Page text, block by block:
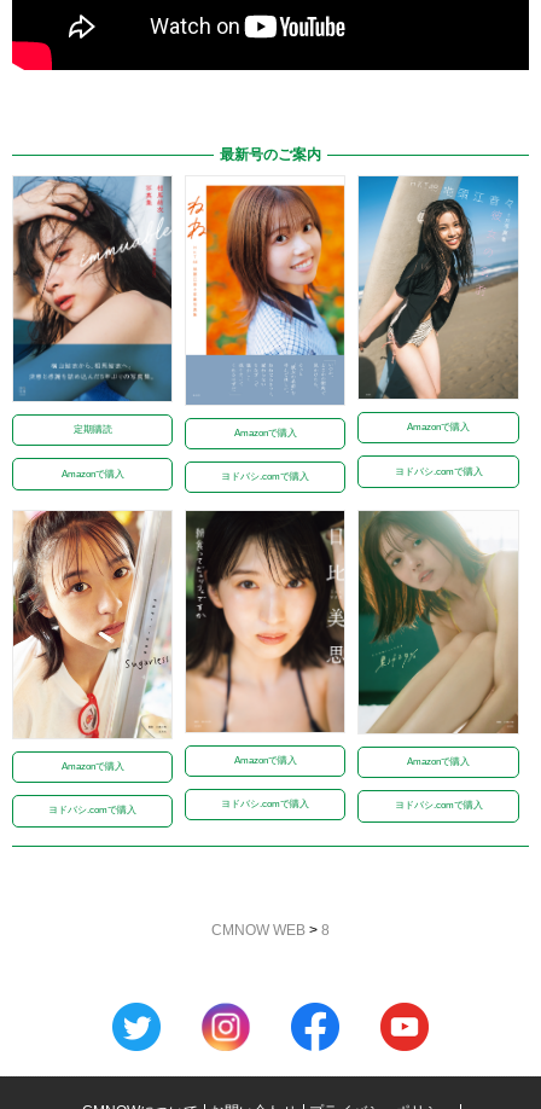
最新号のご案内
定期購読
Amazonで購入
Amazonで購入
ヨドバシ.comで購入
Amazonで購入
ヨドバシ.comで購入
Amazonで購入
ヨドバシ.comで購入
Amazonで購入
ヨドバシ.comで購入
Amazonで購入
ヨドバシ.comで購入
CMNOW WEB > 8